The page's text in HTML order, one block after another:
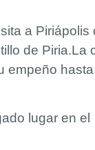
a Piriápolis
de Piria.La
empeño
lugar en el